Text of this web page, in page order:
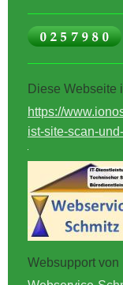
Diese Webseite
https://
ist-site-scan-
Websupport von